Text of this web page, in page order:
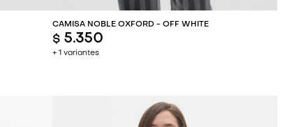
CAMISA NOBLE OXFORD - OFF WHITE
+ 1 variantes
$ 5.350